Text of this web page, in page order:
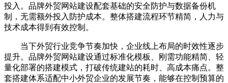
投入。品牌外贸网站建设配套基础的安全防护与数据备份机
制，无需额外投入防护成本。整体搭建流程环节精简，人力与
技术成本得到有效控制。
当下外贸行业竞争节奏加快，企业线上布局的时效性逐步
提升。品牌外贸网站建设通过标准化模板、刚需功能精简、轻
量化部署的搭建模式，打破传统建站的耗时、高成本痛点。整
套搭建体系适配中小外贸企业的发展节奏，能够在控制预算的